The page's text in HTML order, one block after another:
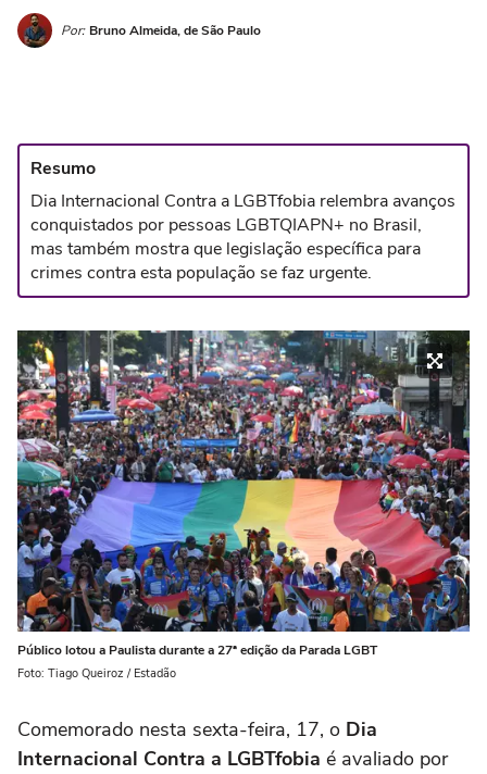
Por: Bruno Almeida, de São Paulo
Resumo
Dia Internacional Contra a LGBTfobia relembra avanços
conquistados por pessoas LGBTQIAPN+ no Brasil,
mas também mostra que legislação específica para
crimes contra esta população se faz urgente.
Público lotou a Paulista durante a 27ª edição da Parada LGBT
Foto: Tiago Queiroz / Estadão
Comemorado nesta sexta-feira, 17, o Dia
Internacional Contra a LGBTfobia é avaliado por